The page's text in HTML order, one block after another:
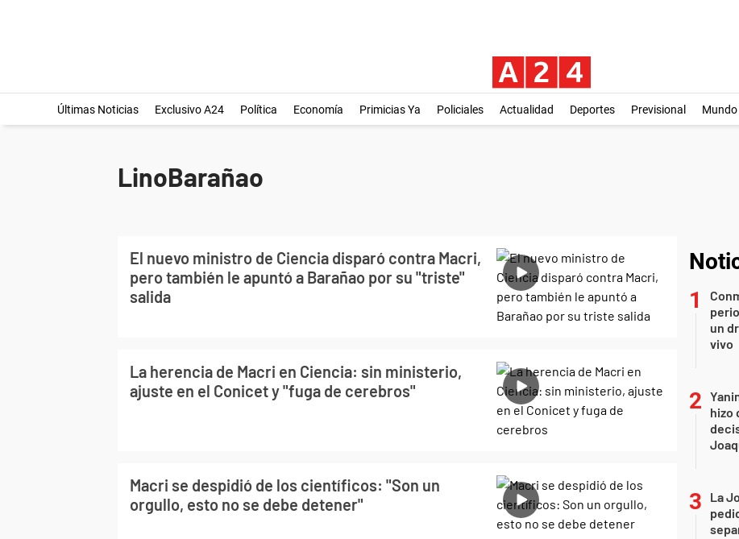
Últimas Noticias Exclusivo A24 Política Economía Primicias Ya Policiales Actualidad Deportes Previsional Mundo
LinoBarañao
El nuevo ministro de Ciencia disparó contra Macri,
pero también le apuntó a Barañao por su "triste"
salida
La herencia de Macri en Ciencia: sin ministerio,
ajuste en el Conicet y "fuga de cerebros"
Macri se despidió de los científicos: "Son un
orgullo, esto no se debe detener"
un
vivo
hizo
La